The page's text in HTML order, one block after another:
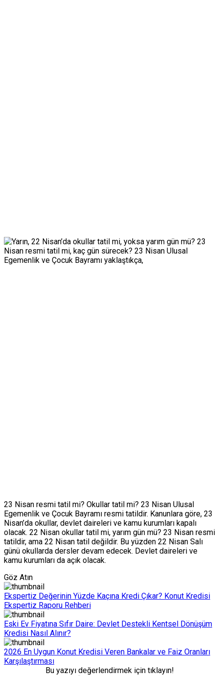
23 Nisan resmi tatil mi? Okullar tatil mi? 23 Nisan Ulusal
Egemenlik ve Çocuk Bayramı resmi tatildir. Kanunlara göre, 23
Nisan’da okullar, devlet daireleri ve kamu kurumları kapalı
olacak. 22 Nisan okullar tatil mi, yarım gün mü? 23 Nisan resmi
tatildir, ama 22 Nisan tatil değildir. Bu yüzden 22 Nisan Salı
günü okullarda dersler devam edecek. Devlet daireleri ve
kamu kurumları da açık olacak.
Göz Atın
Ekspertiz Değerinin Yüzde Kaçına Kredi Çıkar? Konut Kredisi
Ekspertiz Raporu Rehberi
Eski Ev Fiyatına Sıfır Daire: Devlet Destekli Kentsel Dönüşüm
Kredisi Nasıl Alınır?
2026 En Uygun Konut Kredisi Veren Bankalar ve Faiz Oranları
Karşılaştırması
Bu yazıyı değerlendirmek için tıklayın!